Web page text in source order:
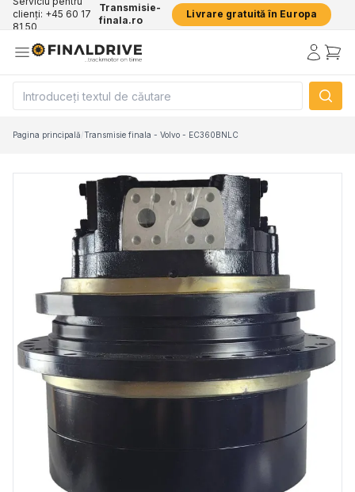
clienți: +45 60 17
81 50
Transmisie-
finala.ro
Livrare gratuită în Europa
Pagina principală/Transmisie finala - Volvo - EC360BNLC